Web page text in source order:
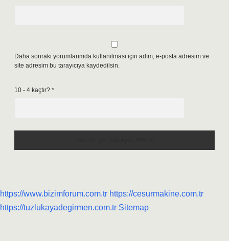
Daha sonraki yorumlarımda kullanılması için adım, e-posta adresim ve
site adresim bu tarayıcıya kaydedilsin.
10 - 4 kaçtır? *
https://www.bizimforum.com.tr https://cesurmakine.com.tr
https://tuzlukayadegirmen.com.tr Sitemap